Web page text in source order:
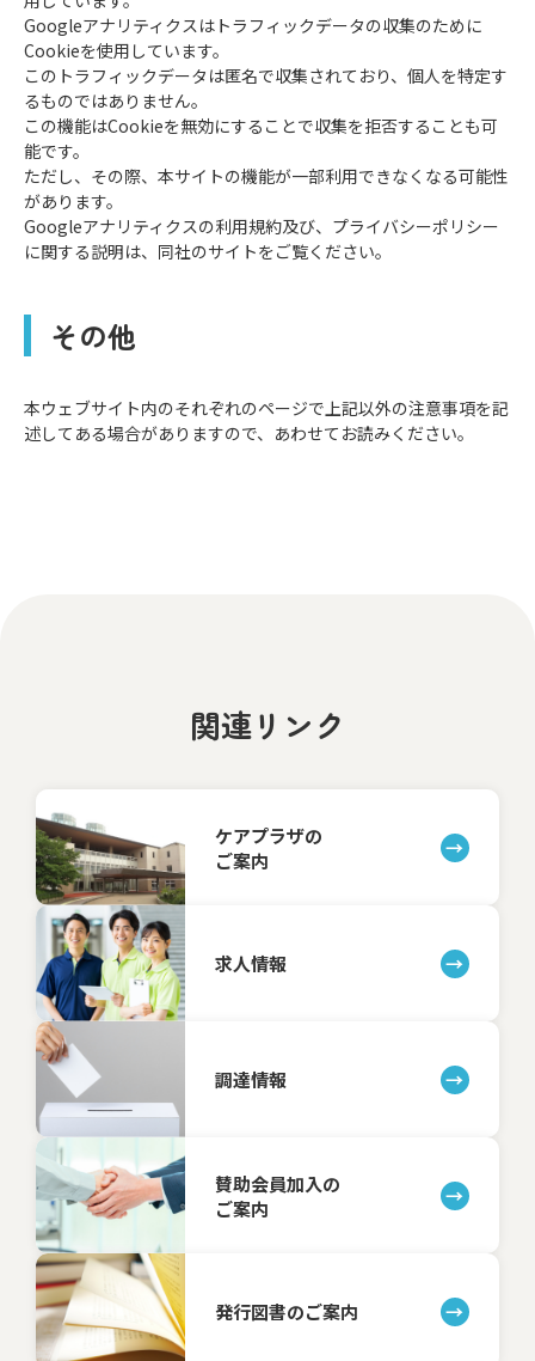
Googleアナリティクスはトラフィックデータの収集のために
Cookieを使⽤しています。
このトラフィックデータは匿名で収集されており、個⼈を特定す
るものではありません。
この機能はCookieを無効にすることで収集を拒否することも可
能です。
ただし、その際、本サイトの機能が⼀部利⽤できなくなる可能性
があります。
Googleアナリティクスの利⽤規約及び、プライバシーポリシー
に関する説明は、同社のサイトをご覧ください。
その他
本ウェブサイト内のそれぞれのページで上記以外の注意事項を記
述してある場合がありますので、あわせてお読みください。
関連リンク
ケアプラザの
ご案内
求人情報
調達情報
賛助会員加入の
ご案内
発行図書のご案内